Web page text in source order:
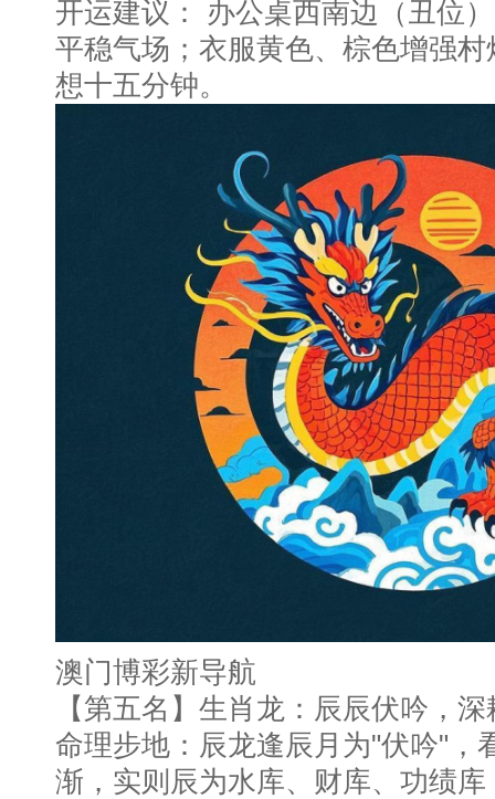
开运建议： 办公桌西南边（丑位
平稳气场；衣服黄色、棕色增强
想十五分钟。
澳门博彩新导航
【第五名】生肖龙：辰辰伏吟，
命理步地：辰龙逢辰月为"伏吟"，
渐，实则辰为水库、财库、功绩